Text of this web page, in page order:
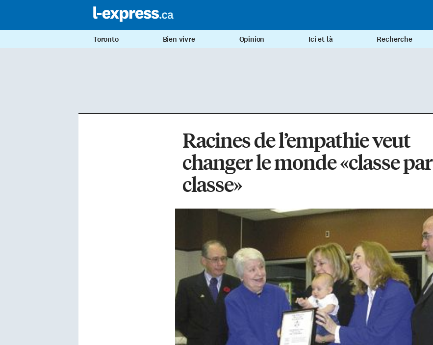
Toronto Bien vivre Opinion Ici et là Recherche
Racines de l’empathie veut
changer le monde «classe par
classe»